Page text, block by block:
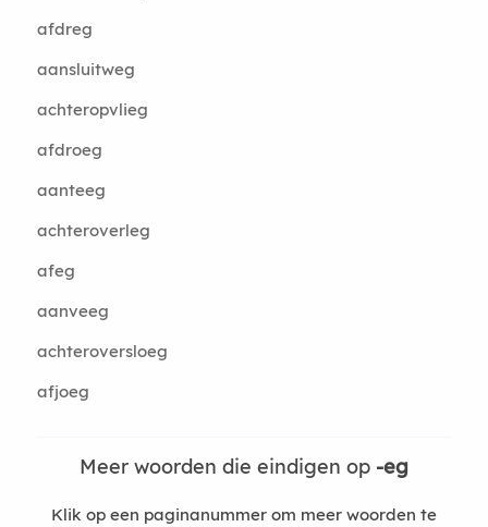
afdreg
aansluitweg
achteropvlieg
afdroeg
aanteeg
achteroverleg
afeg
aanveeg
achteroversloeg
afjoeg
Meer woorden die eindigen op -eg
Klik op een paginanummer om meer woorden te